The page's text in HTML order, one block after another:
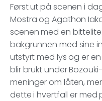
Først ut på scenen i
Mostra og Agathon
scenen med en
bakgrunnen med sine
utstyrt med lys og er
blir brukt under
meninger om låten,
dette i hvertfall er med